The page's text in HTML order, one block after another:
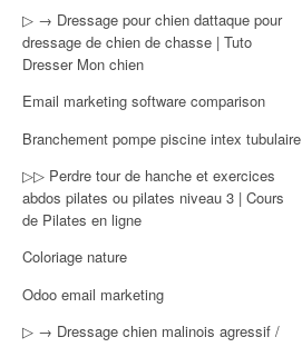
▷ → Dressage pour chien dattaque pour
dressage de chien de chasse | Tuto
Dresser Mon chien
Email marketing software comparison
Branchement pompe piscine intex tubulaire
▷▷ Perdre tour de hanche et exercices
abdos pilates ou pilates niveau 3 | Cours
de Pilates en ligne
Coloriage nature
Odoo email marketing
▷ → Dressage chien malinois agressif /